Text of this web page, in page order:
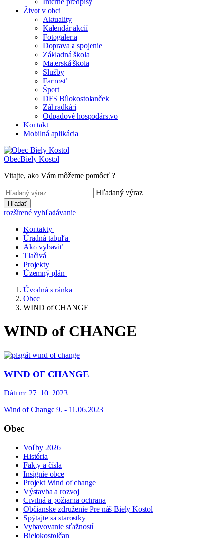
Interné predpisy
Život v obci
Aktuality
Kalendár akcií
Fotogaleria
Doprava a spojenie
Základná škola
Materská škola
Služby
Farnosť
Šport
DFS Bílokostolanček
Záhradkári
Odpadové hospodárstvo
Kontakt
Mobilná aplikácia
ObecBiely Kostol
Vitajte, ako Vám môžeme pomôcť ?
Hľadaný výraz
Hľadať
rozšírené vyhľadávanie
Kontakty
Úradná tabuľa
Ako vybaviť
Tlačivá
Projekty
Územný plán
Úvodná stránka
Obec
WIND of CHANGE
WIND of CHANGE
WIND OF CHANGE
Dátum: 27. 10. 2023
Wind of Change 9. - 11.06.2023
Obec
Voľby 2026
História
Fakty a čísla
Insignie obce
Projekt Wind of change
Výstavba a rozvoj
Civilná a požiarna ochrana
Občianske združenie Pre náš Biely Kostol
Spýtajte sa starostky
Vybavovanie sťažností
Bielokostolčan